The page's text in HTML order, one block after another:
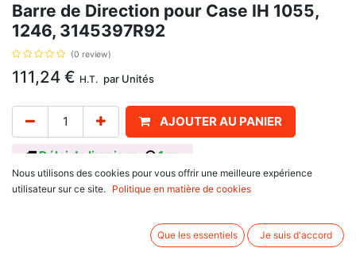
Barre de Direction pour Case IH 1055,
1246, 3145397R92
(0 review)
111,24 € H.T. par Unités
AJOUTER AU PANIER
Délai de livraison : 1 an
Diamètre 20, longueur 1185 mm, un filetage M14x1,5, et un cône 16-20 / 18
Nous utilisons des cookies pour vous offrir une meilleure expérience
utilisateur sur ce site.
Politique en matière de cookies
Que les essentiels Je suis d'accord